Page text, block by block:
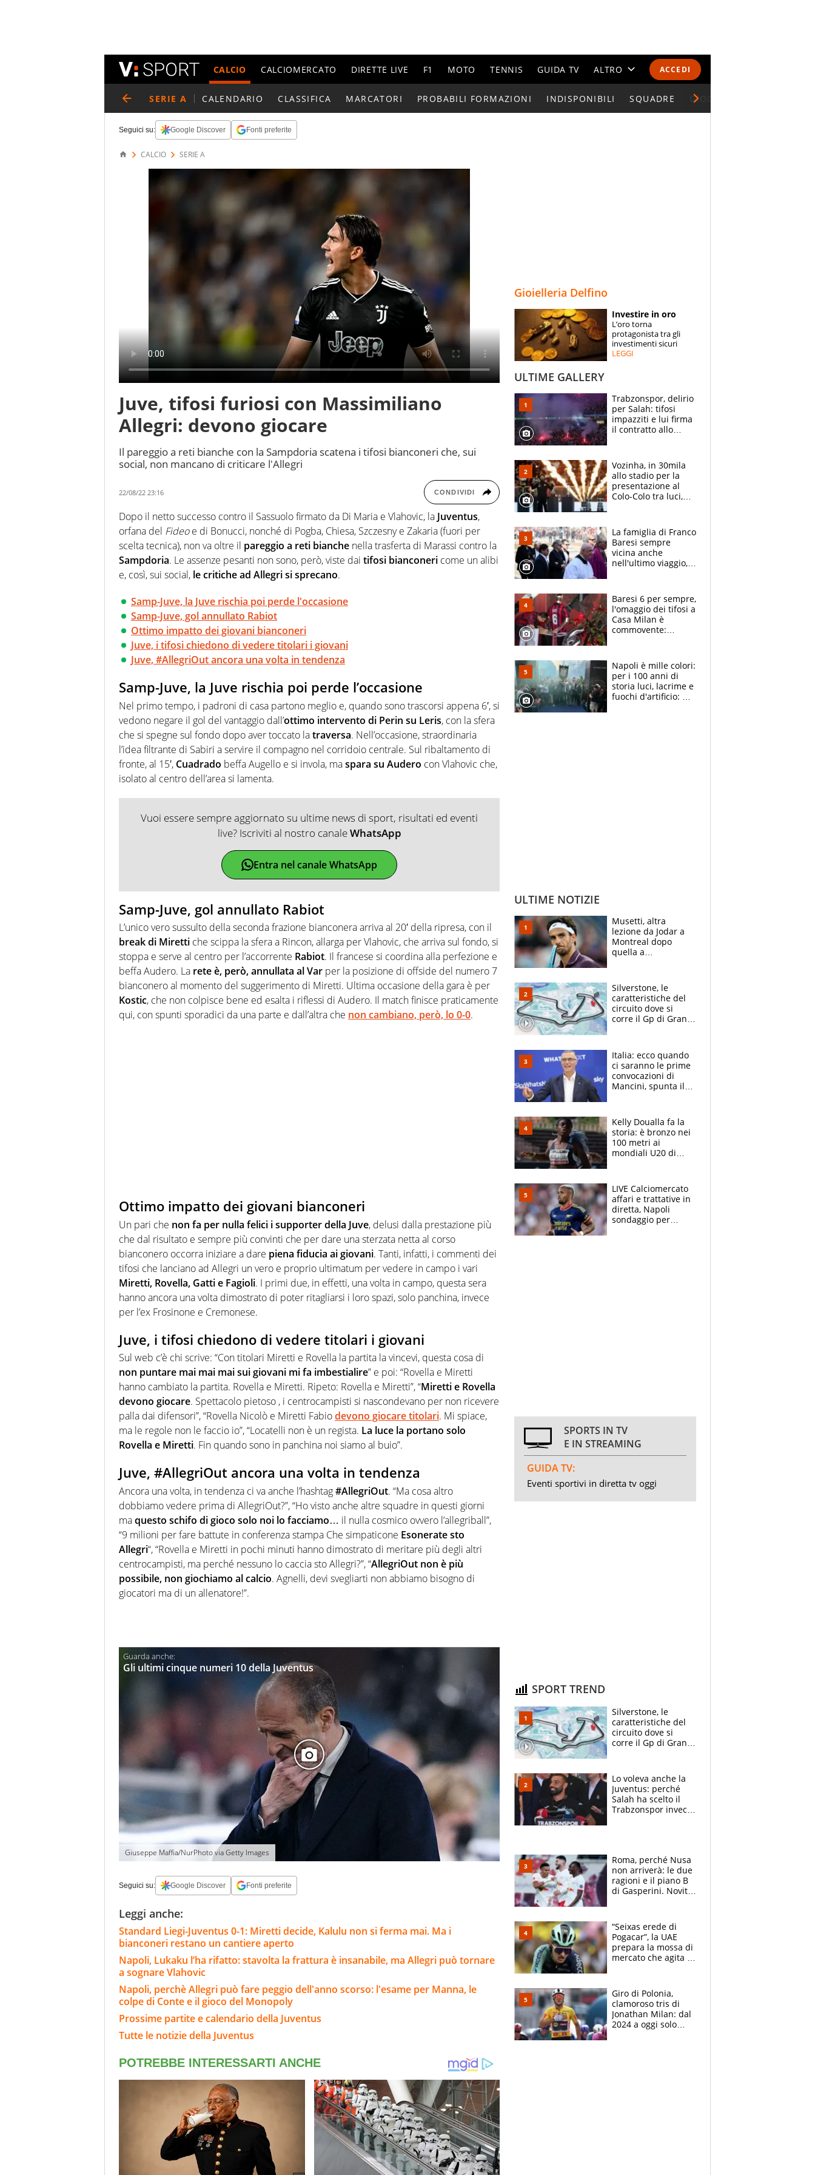
ACCEDI
CALCIO CALCIOMERCATO DIRETTE LIVE F1 MOTO TENNIS GUIDA TV ALTRO
CALENDARI E CLASSIFICHE
ESPERTI
CONTATTI
SERIE A CALENDARIO CLASSIFICA MARCATORI PROBABILI FORMAZIONI INDISPONIBILI SQUADRE GIOCATORI SERIE A
Seguici su: Google Discover Fonti preferite
CALCIO SERIE A
Juve, tifosi furiosi con Massimiliano
Allegri: devono giocare
Il pareggio a reti bianche con la Sampdoria scatena i tifosi bianconeri che, sui
social, non mancano di criticare l'Allegri
22/08/22 23:16 CONDIVIDI
Dopo il netto successo contro il Sassuolo firmato da Di Maria e Vlahovic, la Juventus,
orfana del Fideoe di Bonucci, nonché di Pogba, Chiesa, Szczesny e Zakaria (fuori per
scelta tecnica), non va oltre il pareggio a reti bianche nella trasferta di Marassi contro la
Sampdoria. Le assenze pesanti non sono, però, viste dai tifosi bianconeri come un alibi
e, così, sui social, le critiche ad Allegri si sprecano.
Samp-Juve, la Juve rischia poi perde l'occasione
Samp-Juve, gol annullato Rabiot
Ottimo impatto dei giovani bianconeri
Juve, i tifosi chiedono di vedere titolari i giovani
Juve, #AllegriOut ancora una volta in tendenza
Samp-Juve, la Juve rischia poi perde l’occasione
Nel primo tempo, i padroni di casa partono meglio e, quando sono trascorsi appena 6′, si
vedono negare il gol del vantaggio dall’ottimo intervento di Perin su Leris, con la sfera
che si spegne sul fondo dopo aver toccato latraversa. Nell’occasione, straordinaria
l’idea filtrante di Sabiri a servire il compagno nel corridoio centrale. Sul ribaltamento di
fronte, al 15′, Cuadrado beffa Augello e si invola, maspara su Audero con Vlahovic che,
isolato al centro dell’area si lamenta.
Vuoi essere sempre aggiornato su ultime news di sport, risultati ed eventi
live? Iscriviti al nostro canaleWhatsApp
Entra nel canale WhatsApp
Samp-Juve, gol annullato Rabiot
L’unico vero sussulto della seconda frazione bianconera arriva al 20′ della ripresa, con il
break di Miretti che scippa la sfera a Rincon, allarga per Vlahovic, che arriva sul fondo, si
stoppa e serve al centro per l’accorrente Rabiot. Il francese si coordina alla perfezione e
beffa Audero. La rete è, però, annullata al Var per la posizione di offside del numero 7
bianconero al momento del suggerimento di Miretti. Ultima occasione della gara è per
Kostic, che non colpisce bene ed esalta i riflessi di Audero. Il match finisce praticamente
qui, con spunti sporadici da una parte e dall’altra che non cambiano, però, lo 0-0.
Ottimo impatto dei giovani bianconeri
Un pari che non fa per nulla felici i supporter della Juve, delusi dalla prestazione più
che dal risultato e sempre più convinti che per dare una sterzata netta al corso
bianconero occorra iniziare a dare piena fiducia ai giovani. Tanti, infatti, i commenti dei
tifosi che lanciano ad Allegri un vero e proprio ultimatum per vedere in campo i vari
Miretti, Rovella, Gatti e Fagioli. I primi due, in effetti, una volta in campo, questa sera
hanno ancora una volta dimostrato di poter ritagliarsi i loro spazi, solo panchina, invece
per l’ex Frosinone e Cremonese.
Juve, i tifosi chiedono di vedere titolari i giovani
Sul web c’è chi scrive: “Con titolari Miretti e Rovella la partita la vincevi, questa cosa di
non puntare mai mai mai sui giovani mi fa imbestialire” e poi: “Rovella e Miretti
hanno cambiato la partita. Rovella e Miretti. Ripeto: Rovella e Miretti”, “Miretti e Rovella
devono giocare. Spettacolo pietoso , i centrocampisti si nascondevano per non ricevere
palla dai difensori”, “Rovella Nicolò e Miretti Fabiodevono giocare titolari. Mi spiace,
ma le regole non le faccio io”, “Locatelli non è un regista. La luce la portano solo
Rovella e Miretti. Fin quando sono in panchina noi siamo al buio”.
Juve, #AllegriOut ancora una volta in tendenza
Ancora una volta, in tendenza ci va anche l’hashtag#AllegriOut. “Ma cosa altro
dobbiamo vedere prima di AllegriOut?”, “Ho visto anche altre squadre in questi giorni
maquesto schifo di gioco solo noi lo facciamo… il nulla cosmico ovvero l’allegriball”,
“9 milioni per fare battute in conferenza stampa Che simpaticone Esonerate sto
Allegri“, “Rovella e Miretti in pochi minuti hanno dimostrato di meritare più degli altri
centrocampisti, ma perché nessuno lo caccia sto Allegri?”, “AllegriOut non è più
possibile, non giochiamo al calcio. Agnelli, devi svegliarti non abbiamo bisogno di
giocatori ma di un allenatore!”.
Gli ultimi cinque numeri 10 della Juventus
Giuseppe Maffia/NurPhoto via Getty Images
Seguici su: Google Discover Fonti preferite
Leggi anche:
Standard Liegi-Juventus 0-1: Miretti decide, Kalulu non si ferma mai. Ma i
bianconeri restano un cantiere aperto
Napoli, Lukaku l’ha rifatto: stavolta la frattura è insanabile, ma Allegri può tornare
a sognare Vlahovic
Napoli, perchè Allegri può fare peggio dell'anno scorso: l'esame per Manna, le
colpe di Conte e il gioco del Monopoly
Prossime partite e calendario della Juventus
Tutte le notizie della Juventus
Gioielleria Delfino
Investire in oro
L’oro torna
protagonista tra gli
investimenti sicuri
LEGGI
ULTIME GALLERY
Trabzonspor, delirio
per Salah: tifosi
impazziti e lui firma
il contratto allo
Vozinha, in 30mila
allo stadio per la
presentazione al
Colo-Colo tra luci,
La famiglia di Franco
Baresi sempre
vicina anche
nell'ultimo viaggio,
circondati
dall'affetto dei tifosi
Baresi 6 per sempre,
l'omaggio dei tifosi a
Casa Milan è
commovente:
bigliettini
Napoli è mille colori:
per i 100 anni di
storia luci, lacrime e
fuochi d'artificio: De
ULTIME NOTIZIE
Musetti, altra
lezione da Jodar a
Montreal dopo
quella a
tutto"
Silverstone, le
caratteristiche del
circuito dove si
corre il Gp di Gran
Italia: ecco quando
ci saranno le prime
convocazioni di
Mancini, spunta il
Kelly Doualla fa la
storia: è bronzo nei
100 metri ai
mondiali U20 di
con una gran finale"
LIVE Calciomercato
affari e trattative in
diretta, Napoli
sondaggio per
SPORTS IN TV
E IN STREAMING
GUIDA TV:
Eventi sportivi in diretta tv oggi
SPORT TREND
Silverstone, le
caratteristiche del
circuito dove si
corre il Gp di Gran
Lo voleva anche la
Juventus: perché
Salah ha scelto il
Trabzonspor invece
Roma, perché Nusa
non arriverà: le due
ragioni e il piano B
di Gasperini. Novità
“Seixas erede di
Pogacar”, la UAE
prepara la mossa di
mercato che agita la
a Burgos
Giro di Polonia,
clamoroso tris di
Jonathan Milan: dal
2024 a oggi solo